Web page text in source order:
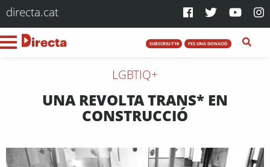
directa.cat
SUBSCRIU-T'HI FES UNA DONACIÓ
LGBTIQ+
UNA REVOLTA TRANS* EN
CONSTRUCCIÓ